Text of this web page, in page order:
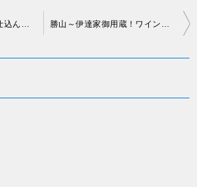
桃川～奥入瀬川の水で仕込んだ柔らかな味わい～桃川株式会社 勝山～伊達家御用蔵！ワインのようなモダンな酒～仙台伊澤家 勝山酒造株式会社